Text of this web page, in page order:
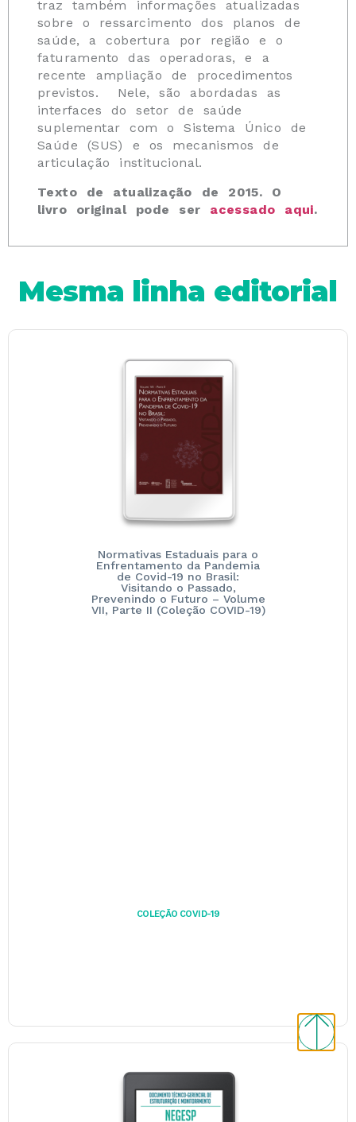
traz também informações atualizadas
sobre o ressarcimento dos planos de
saúde, a cobertura por região e o
faturamento das operadoras, e a
recente ampliação de procedimentos
previstos. Nele, são abordadas as
interfaces do setor de saúde
suplementar com o Sistema Único de
Saúde (SUS) e os mecanismos de
articulação institucional.
Texto de atualização de 2015. O
livro original pode ser acessado aqui.
Mesma linha editorial
Normativas Estaduais para o
Enfrentamento da Pandemia
de Covid-19 no Brasil:
Visitando o Passado,
Prevenindo o Futuro – Volume
VII, Parte II (Coleção COVID-19)
COLEÇÃO COVID-19